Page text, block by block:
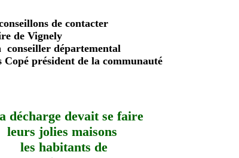
de contacter
de Vignely
départemental
président de la communauté
décharge devait se faire
leurs jolies maisons
les habitants de